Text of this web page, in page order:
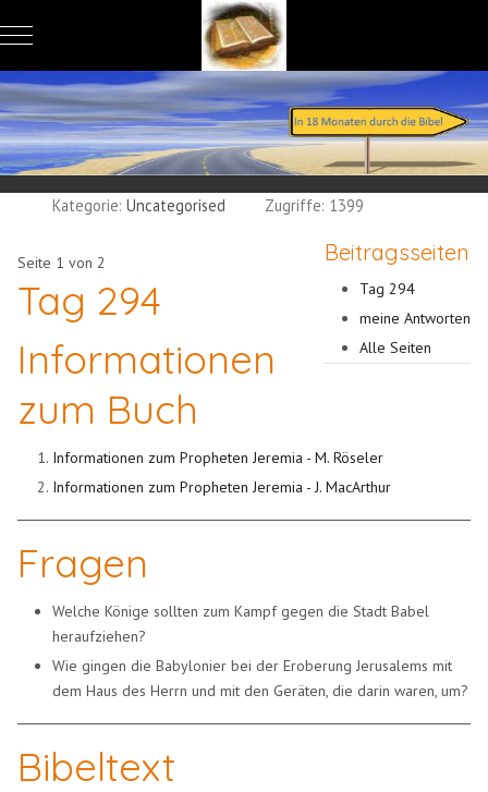
Mobile Menu Toggle
Kategorie:Uncategorised Zugriffe: 1399
Beitragsseiten
Tag 294
meine Antworten
Alle Seiten
Seite 1 von 2
Tag 294
Informationen
zum Buch
Informationen zum Propheten Jeremia - M. Röseler
Informationen zum Propheten Jeremia - J. MacArthur
Fragen
Welche Könige sollten zum Kampf gegen die Stadt Babel
heraufziehen?
Wie gingen die Babylonier bei der Eroberung Jerusalems mit
dem Haus des Herrn und mit den Geräten, die darin waren, um?
Bibeltext